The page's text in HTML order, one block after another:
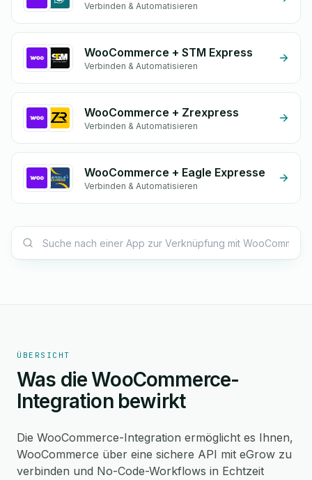
Verbinden & Automatisieren
WooCommerce + STM Express
Verbinden & Automatisieren
WooCommerce + Zrexpress
Verbinden & Automatisieren
WooCommerce + Eagle Expresse
Verbinden & Automatisieren
ÜBERSICHT
Was die WooCommerce-
Integration bewirkt
Die WooCommerce-Integration ermöglicht es Ihnen,
WooCommerce über eine sichere API mit eGrow zu
verbinden und No-Code-Workflows in Echtzeit